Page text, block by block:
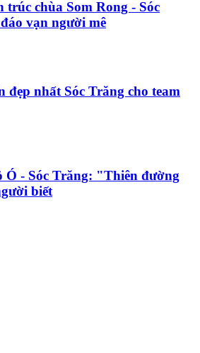
trúc chùa Som Rong - Sóc
vạn người mê
đẹp nhất Sóc Trăng cho team
Ó - Sóc Trăng: "Thiên đường
biết